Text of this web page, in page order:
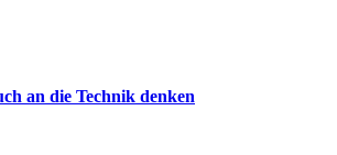
an die Technik denken